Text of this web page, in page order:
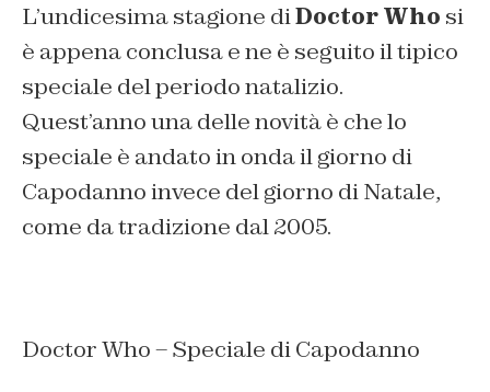
L’undicesima stagione diDoctor Who si
è appena conclusa e ne è seguito il tipico
speciale del periodo natalizio.
Quest’anno una delle novità è che lo
speciale è andato in onda il giorno di
Capodanno invece del giorno di Natale,
come da tradizione dal 2005.
Doctor Who – Speciale di Capodanno